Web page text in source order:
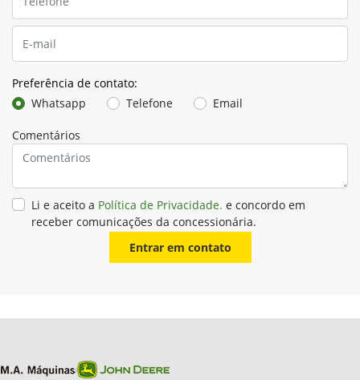
Preferência de contato:
Whatsapp
Telefone Email
Comentários
Li e aceito a Política de Privacidade. e concordo em
receber comunicações da concessionária.
Entrar em contato